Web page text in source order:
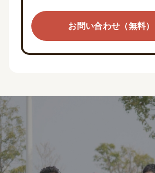
お問い合わせ（無料）
お問い合わせ（無料）